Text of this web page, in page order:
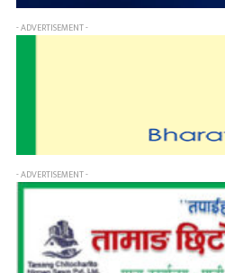
- ADVERTISEMENT -
- ADVERTISEMENT -